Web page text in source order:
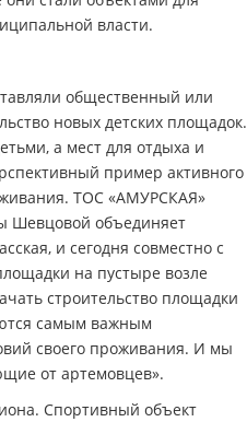
власти.
общественный или
новых детских площадок.
а мест для отдыха и
пример активного
ТОС «АМУРСКАЯ»
Шевцовой объединяет
и сегодня совместно с
на пустыре возле
строительство площадки
самым важным
своего проживания. И мы
от артемовцев».
Спортивный объект